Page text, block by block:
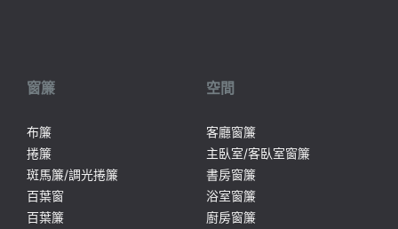
窗簾
布簾
捲簾
斑馬簾/調光捲簾
百葉窗
百葉簾
空間
客廳窗簾
主臥室/客臥室窗簾
書房窗簾
浴室窗簾
廚房窗簾